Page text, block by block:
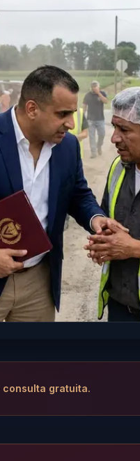
consulta gratuita.